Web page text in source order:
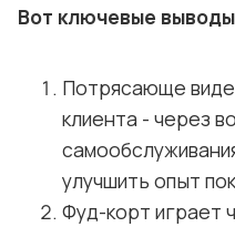
Вот ключевые
Потрясающе
клиента - через
улучшить опыт
Фуд-корт играет